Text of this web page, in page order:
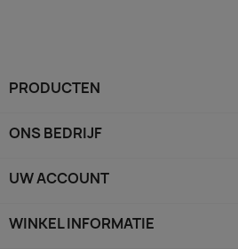
PRODUCTEN
ONS BEDRIJF
UW ACCOUNT
WINKEL INFORMATIE